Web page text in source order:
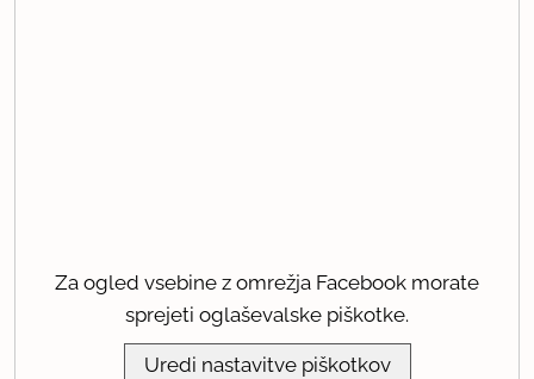
Za ogled vsebine z omrežja Facebook morate
sprejeti oglaševalske piškotke.
Uredi nastavitve piškotkov